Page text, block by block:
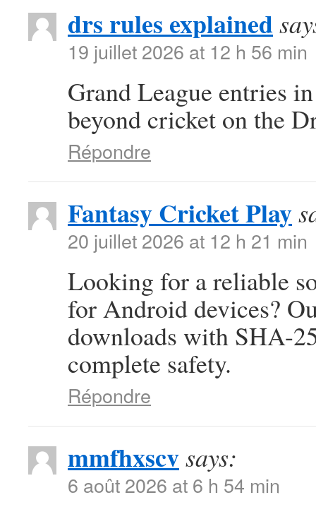
drs rules explained
19 juillet 2026 at 12 h 56 min
Grand League entries
beyond cricket on the
Répondre
Fantasy Cricket Play
20 juillet 2026 at 12 h 21 min
Looking for a reliable
for Android devices?
downloads with SHA-
complete safety.
Répondre
mmfhxscvsays:
6 août 2026 at 6 h 54 min